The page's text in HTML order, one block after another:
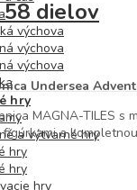
výchova
výchova
výchova
hry
a výtvarné hry
hry
hry
hry
dielov
Undersea
MAGNA-TILES s
a